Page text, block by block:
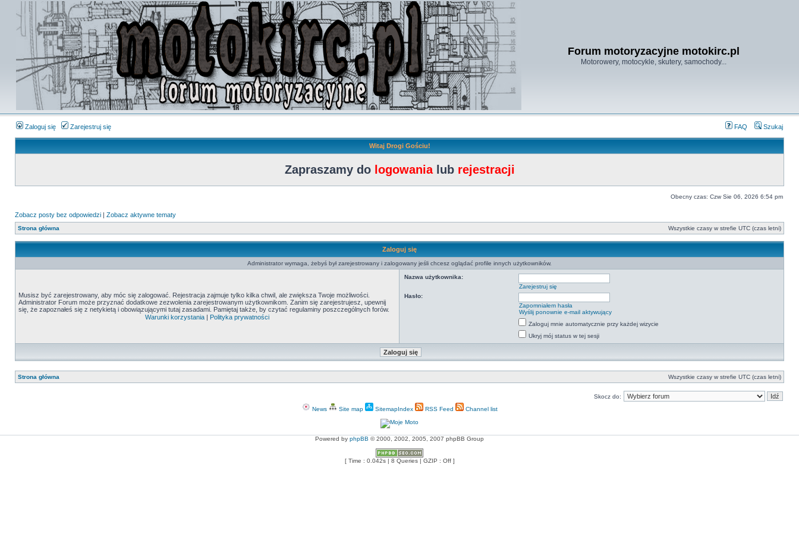
Forum motoryzacyjne motokirc.pl
Motorowery, motocykle, skutery, samochody...
Zaloguj się Zarejestruj się FAQ Szukaj
Witaj Drogi Gościu!
Zapraszamy do logowanialub rejestracji
Obecny czas: Czw Sie 06, 2026 6:54 pm
Zobacz posty bez odpowiedzi | Zobacz aktywne tematy
Strona główna Wszystkie czasy w strefie UTC (czas letni)
Zaloguj się
Administrator wymaga, żebyś był zarejestrowany i zalogowany jeśli chcesz oglądać profile innych użytkowników.
Musisz być zarejestrowany, aby móc się zalogować. Rejestracja zajmuje tylko kilka chwil, ale zwiększa Twoje możliwości.
Administrator Forum może przyznać dodatkowe zezwolenia zarejestrowanym użytkownikom. Zanim się zarejestrujesz, upewnij
się, że zapoznałeś się z netykietą i obowiązującymi tutaj zasadami. Pamiętaj także, by czytać regulaminy poszczególnych forów.
Warunki korzystania | Polityka prywatności
Nazwa użytkownika:
Zarejestruj się
Hasło:
Zapomniałem hasła
Wyślij ponownie e-mail aktywujący
Zaloguj mnie automatycznie przy każdej wizycie
Ukryj mój status w tej sesji
Strona główna Wszystkie czasy w strefie UTC (czas letni)
Skocz do:
News
Site map SitemapIndex RSS Feed Channel list
Powered by phpBB © 2000, 2002, 2005, 2007 phpBB Group
[ Time : 0.042s | 8 Queries | GZIP : Off ]